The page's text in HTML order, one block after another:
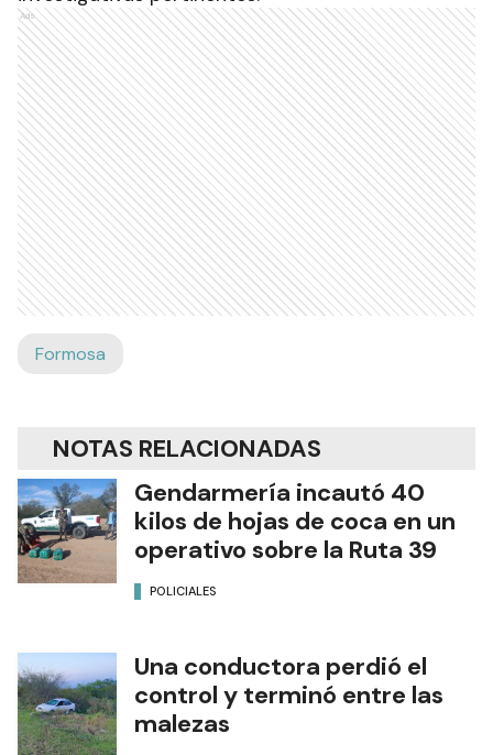
Ads
Formosa
NOTAS RELACIONADAS
Gendarmería incautó 40
kilos de hojas de coca en un
operativo sobre la Ruta 39
POLICIALES
Una conductora perdió el
control y terminó entre las
malezas